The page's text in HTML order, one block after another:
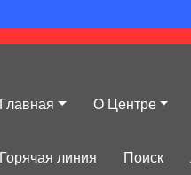
Главная О Центре
Горячая линия Поиск